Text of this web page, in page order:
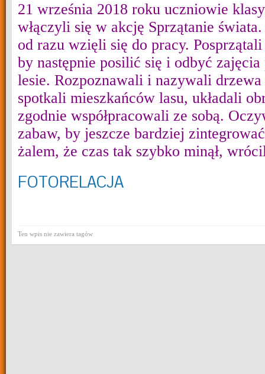
21 września 2018 roku uczniowie
włączyli się w akcję Sprzątanie
od razu wzięli się do pracy.
by następnie posilić się i odbyć
lesie. Rozpoznawali i nazywali
spotkali mieszkańców lasu, układali
zgodnie współpracowali ze sobą.
zabaw, by jeszcze bardziej
żalem, że czas tak szybko minął,
FOTORELACJA
Ten wpis nie zawiera tagów